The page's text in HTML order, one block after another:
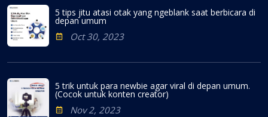
5 tips jitu atasi otak yang ngeblank saat berbicara di
depan umum
Oct 30, 2023
5 trik untuk para newbie agar viral di depan umum.
(Cocok untuk konten creator)
Nov 2, 2023